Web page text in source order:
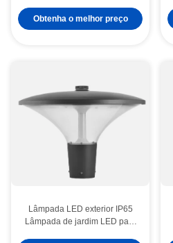
impermeável IP65 Para
Obtenha o melhor preço
Lâmpada LED exterior IP65
Lâmpada de jardim LED para